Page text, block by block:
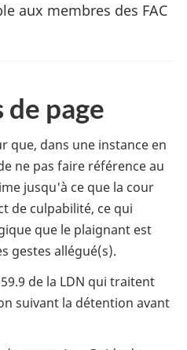
aux membres des FAC
de page
que, dans une instance en
ne pas faire référence au
jusqu'à ce que la cour
de culpabilité, ce qui
que le plaignant est
gestes allégué(s).
de la LDN qui traitent
suivant la détention avant